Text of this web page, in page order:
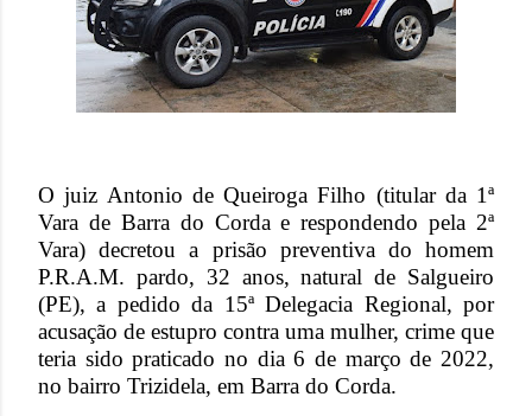
O juiz Antonio de Queiroga Filho (titular da 1ª
Vara de Barra do Corda e respondendo pela 2ª
Vara) decretou a prisão preventiva do homem
P.R.A.M. pardo, 32 anos, natural de Salgueiro
(PE), a pedido da 15ª Delegacia Regional, por
acusação de estupro contra uma mulher, crime que
teria sido praticado no dia 6 de março de 2022,
no bairro Trizidela, em Barra do Corda.